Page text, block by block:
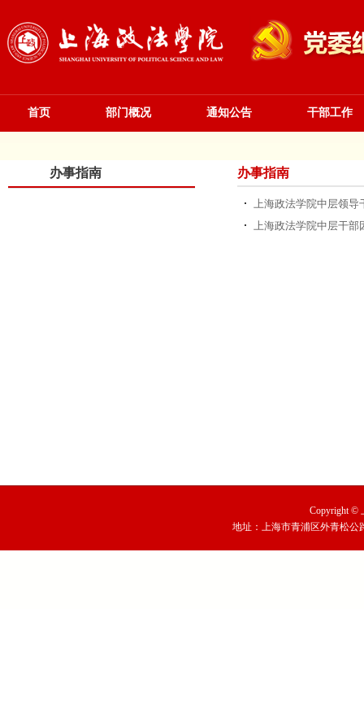
首页 部门概况 通知公告 干部工作
办事指南 办事指南
上海政法学院中层领导
上海政法学院中层干部
Copyright ©
地址：上海市青浦区外青松公